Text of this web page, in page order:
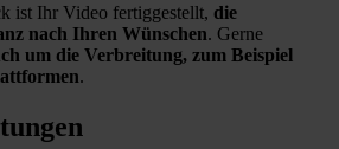
ist Ihr Video fertiggestellt, die
nach Ihren Wünschen. Gerne
um die Verbreitung, zum Beispiel
.